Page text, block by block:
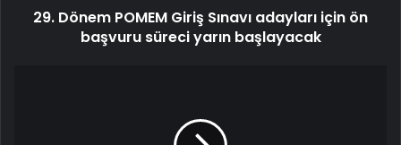
29. Dönem POMEM Giriş Sınavı adayları için ön
başvuru süreci yarın başlayacak